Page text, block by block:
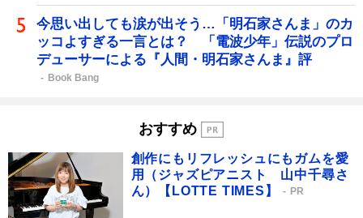
今思い出しても涙が出そう…「明石家さんま」のカ
ッコよすぎる一言とは？ 「電波少年」伝説のプロ
デューサーによる『人間・明石家さんま』評
Book Bang
おすすめ
創作にもリフレッシュにもガムを愛
用（ジャズピアニスト 山中千尋さ
ん）【LOTTE TIMES】
PR